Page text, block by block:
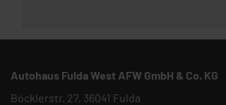
Autohaus Fulda West AFW GmbH & Co. KG
Böcklerstr. 27, 36041 Fulda